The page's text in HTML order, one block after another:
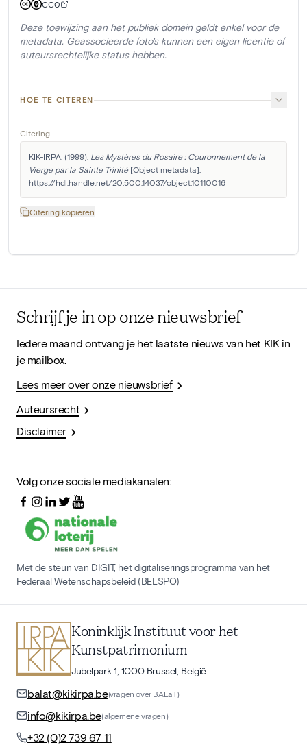
CC0
Deze toewijzing aan het publiek domein geldt enkel voor de
metadata. Geassocieerde foto's kunnen een eigen licentie of
auteursrechtelijke status hebben.
HOE TE CITEREN
Citering
KIK-IRPA. (1999). Les Mystères du Rosaire : Couronnement de la
Vierge par la Sainte Trinité [Object metadata].
https://hdl.handle.net/20.500.14037/object.10110016
Citering kopiëren
Schrijf je in op onze nieuwsbrief
Iedere maand ontvang je het laatste nieuws van het KIK in
je mailbox.
Lees meer over onze nieuwsbrief
Auteursrecht
Disclaimer
Volg onze sociale mediakanalen:
Met de steun van DIGIT, het digitaliseringsprogramma van het
Federaal Wetenschapsbeleid (BELSPO)
Koninklijk Instituut voor het
Kunstpatrimonium
Jubelpark 1, 1000 Brussel, België
balat@kikirpa.be(vragen over BALaT)
info@kikirpa.be(algemene vragen)
+32 (0)2 739 67 11